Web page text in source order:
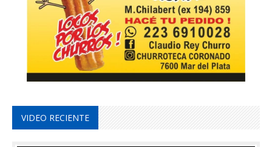
VIDEO RECIENTE